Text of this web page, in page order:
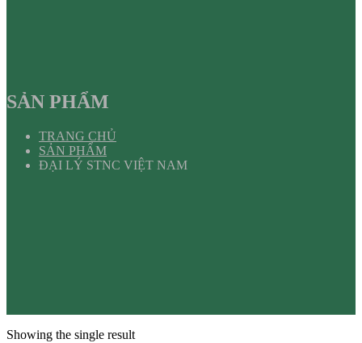
SẢN PHẨM
TRANG CHỦ
SẢN PHẨM
ĐẠI LÝ STNC VIỆT NAM
Showing the single result